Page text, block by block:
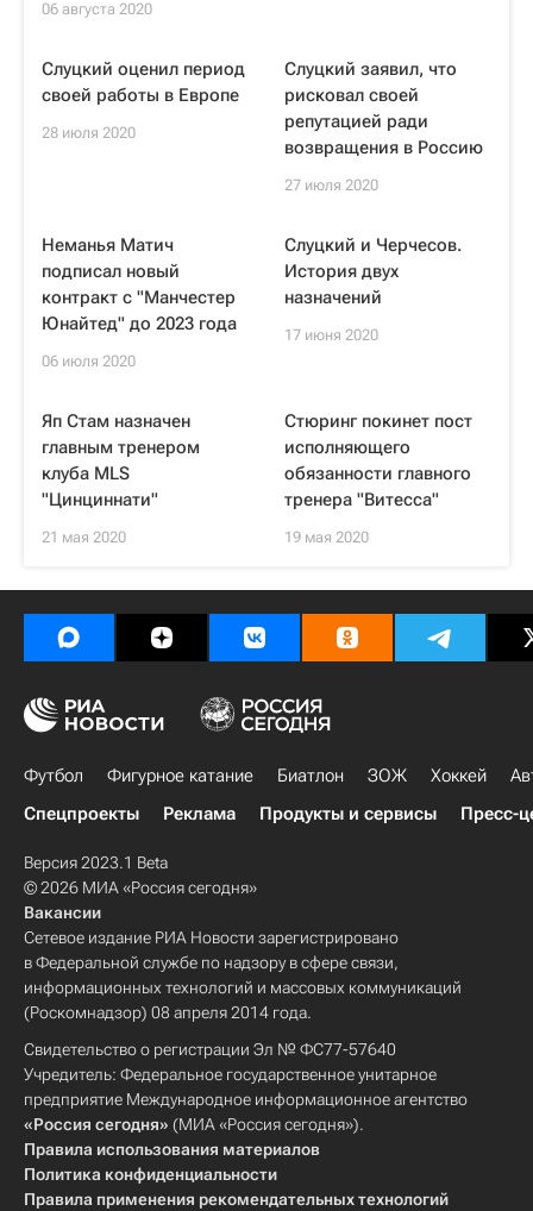
06 августа 2020
Слуцкий оценил период
своей работы в Европе
28 июля 2020
Слуцкий заявил, что
рисковал своей
репутацией ради
возвращения в Россию
27 июля 2020
Неманья Матич
подписал новый
контракт с "Манчестер
Юнайтед" до 2023 года
06 июля 2020
Слуцкий и Черчесов.
История двух
назначений
17 июня 2020
Яп Стам назначен
главным тренером
клуба MLS
"Цинциннати"
21 мая 2020
Стюринг покинет пост
исполняющего
обязанности главного
тренера "Витесса"
19 мая 2020
Футбол Фигурное катание Биатлон ЗОЖ Хоккей
Спецпроекты
Реклама Продукты и сервисы Пресс-
Версия 2023.1 Beta
© 2026 МИА «Россия сегодня»
Вакансии
Сетевое издание РИА Новости зарегистрировано
в Федеральной службе по надзору в сфере связи,
информационных технологий и массовых коммуникаций
(Роскомнадзор) 08 апреля 2014 года.
Свидетельство о регистрации Эл № ФС77-57640
Учредитель: Федеральное государственное унитарное
предприятие Международное информационное агентство
«Россия сегодня» (МИА «Россия сегодня»).
Правила использования материалов
Политика конфиденциальности
Правила применения рекомендательных технологий